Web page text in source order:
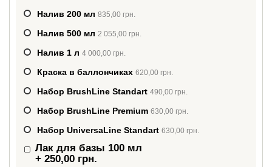
Налив 200 мл 835,00 грн.
Налив 500 мл 2 055,00 грн.
Налив 1 л 4 000,00 грн.
Краска в баллончиках 620,00 грн.
Набор BrushLine Standart 490,00 грн.
Набор BrushLine Premium 630,00 грн.
Набор UniversaLine Standart 630,00 грн.
Лак для базы 100 мл
+ 250,00 грн.